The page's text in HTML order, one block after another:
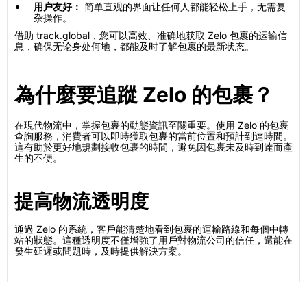
用户友好： 简单直观的界面让任何人都能轻松上手，无需复
杂操作。
借助 track.global，您可以高效、准确地获取 Zelo 包裹的运输信
息，确保无论身处何地，都能及时了解包裹的最新状态。
為什麼要追蹤 Zelo 的包裹？
在現代物流中，掌握包裹的動態資訊至關重要。使用 Zelo 的包裹
查詢服務，消費者可以即時獲取包裹的當前位置和預計到達時間。
這有助於更好地規劃接收包裹的時間，避免因包裹未及時到達而產
生的不便。
提高物流透明度
通過 Zelo 的系統，客戶能清楚地看到包裹的運輸路線和每個中轉
站的狀態。這種透明度不僅增強了用戶對物流公司的信任，還能在
發生延遲或問題時，及時提供解決方案。